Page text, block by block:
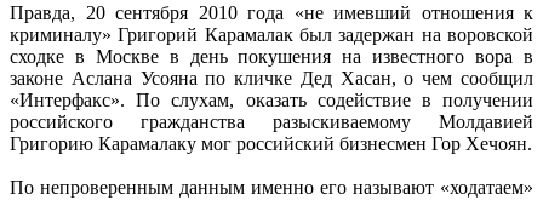
Правда, 20 сентября 2010 года «не имевший отношения к
криминалу» Григорий Карамалак был задержан на воровской
сходке в Москве в день покушения на известного вора в
законе Аслана Усояна по кличке Дед Хасан, о чем сообщил
«Интерфакс». По слухам, оказать содействие в получении
российского гражданства разыскиваемому Молдавией
Григорию Карамалаку мог российский бизнесмен Гор Хечоян.
По непроверенным данным именно его называют «ходатаем»